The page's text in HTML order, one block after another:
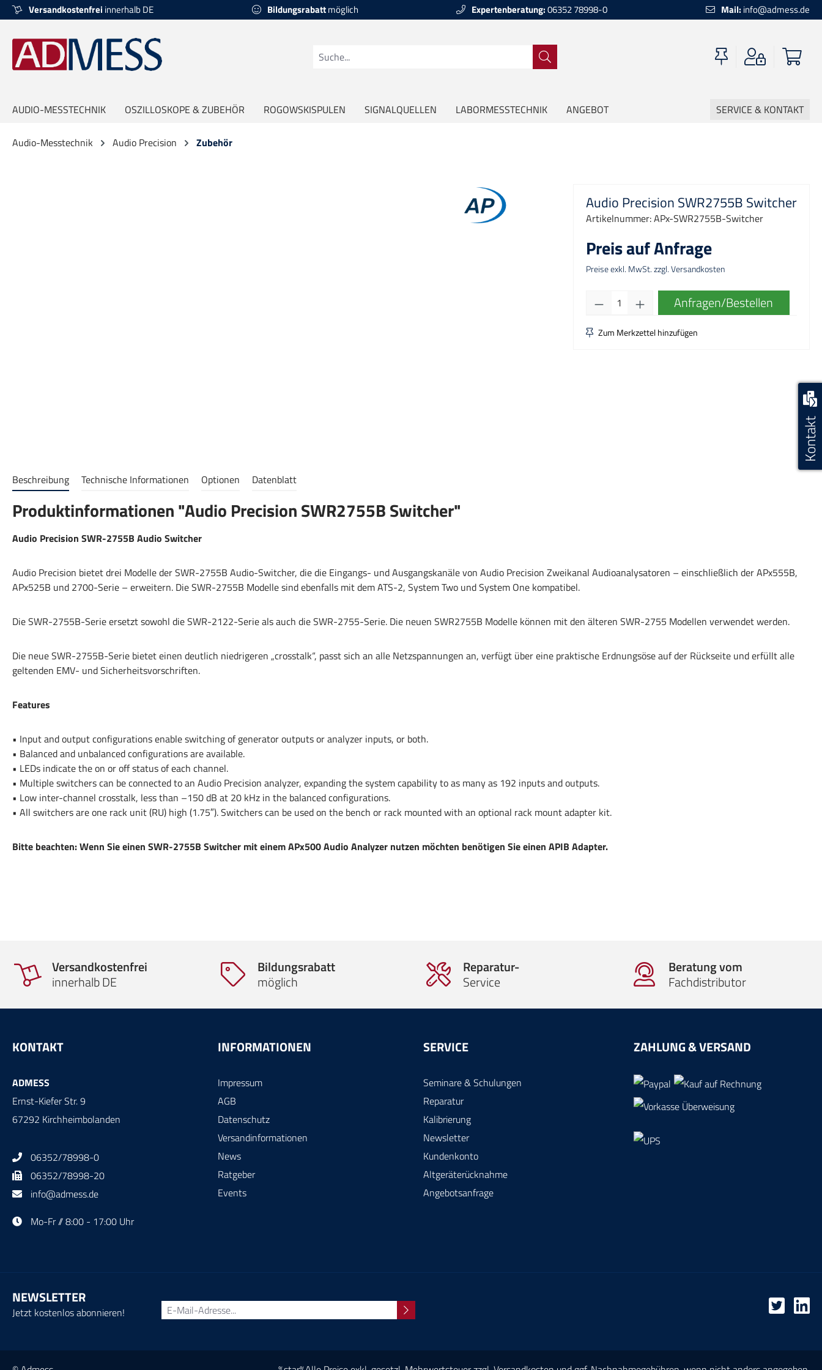
Zur Hauptnavigation springen
Kontakt
Versandkostenfrei innerhalb DE Bildungsrabattmöglich Expertenberatung:06352 78998-0 Mail: info@admess.de
AUDIO-MESSTECHNIK OSZILLOSKOPE & ZUBEHÖR ROGOWSKISPULEN SIGNALQUELLEN LABORMESSTECHNIK ANGEBOT SERVICE & KONTAKT
Audio-Messtechnik Audio Precision Zubehör
Audio Precision SWR2755B Switcher
Artikelnummer:APx-SWR2755B-Switcher
Preis auf Anfrage
Preise exkl. MwSt. zzgl. Versandkosten
Produkt Anzahl: Gib den
Anfragen/Bestellen
Zum Merkzettel hinzufügen
Beschreibung Technische Informationen Optionen Datenblatt
Produktinformationen "Audio Precision SWR2755B Switcher"
Audio Precision SWR-2755B Audio Switcher
Audio Precision bietet drei Modelle der SWR-2755B Audio-Switcher, die die Eingangs- und Ausgangskanäle von Audio Precision Zweikanal Audioanalysatoren – einschließlich der APx555B,
APx525B und 2700-Serie – erweitern. Die SWR-2755B Modelle sind ebenfalls mit dem ATS-2, System Two und System One kompatibel.
Die SWR-2755B-Serie ersetzt sowohl die SWR-2122-Serie als auch die SWR-2755-Serie. Die neuen SWR2755B Modelle können mit den älteren SWR-2755 Modellen verwendet werden.
Die neue SWR-2755B-Serie bietet einen deutlich niedrigeren „crosstalk“, passt sich an alle Netzspannungen an, verfügt über eine praktische Erdnungsöse auf der Rückseite und erfüllt alle
geltenden EMV- und Sicherheitsvorschriften.
Features
• Input and output configurations enable switching of generator outputs or analyzer inputs, or both.
• Balanced and unbalanced configurations are available.
• LEDs indicate the on or off status of each channel.
• Multiple switchers can be connected to an Audio Precision analyzer, expanding the system capability to as many as 192 inputs and outputs.
• Low inter-channel crosstalk, less than –150 dB at 20 kHz in the balanced configurations.
• All switchers are one rack unit (RU) high (1.75″). Switchers can be used on the bench or rack mounted with an optional rack mount adapter kit.
Bitte beachten: Wenn Sie einen SWR-2755B Switcher mit einem APx500 Audio Analyzer nutzen möchten benötigen Sie einen APIB Adapter.
Versandkostenfrei
innerhalb DE
Bildungsrabatt
möglich
Reparatur-
Service
Beratung vom
Fachdistributor
KONTAKT
ADMESS
Ernst-Kiefer Str. 9
67292 Kirchheimbolanden
06352/78998-0
06352/78998-20
info@admess.de
Mo-Fr // 8:00 - 17:00 Uhr
INFORMATIONEN
Impressum
AGB
Datenschutz
Versandinformationen
News
Ratgeber
Events
SERVICE
Seminare & Schulungen
Reparatur
Kalibrierung
Newsletter
Kundenkonto
Altgeräterücknahme
Angebotsanfrage
ZAHLUNG & VERSAND
NEWSLETTER
Jetzt kostenlos abonnieren!